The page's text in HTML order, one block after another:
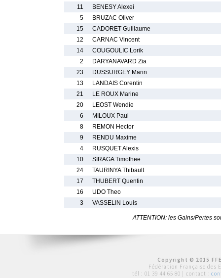
11
BENESY Alexei
5
BRUZAC Oliver
15
CADORET Guillaume
12
CARNAC Vincent
14
COUGOULIC Lorik
2
DARYANAVARD Zia
23
DUSSURGEY Marin
13
LANDAIS Corentin
21
LE ROUX Marine
20
LEOST Wendie
6
MILOUX Paul
8
REMON Hector
9
RENDU Maxime
4
RUSQUET Alexis
10
SIRAGA Timothee
24
TAURINYA Thibault
17
THUBERT Quentin
16
UDO Theo
3
VASSELIN Louis
ATTENTION: les Gains/Pertes
Copyright © 2015
Fédération Française des
tél : 01 39 44 65 80 | contact :